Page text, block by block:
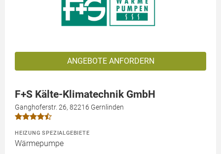
ANGEBOTE ANFORDERN
F+S Kälte-Klimatechnik GmbH
Ganghoferstr. 26, 82216 Gernlinden
HEIZUNG SPEZIALGEBIETE
Wärmepumpe